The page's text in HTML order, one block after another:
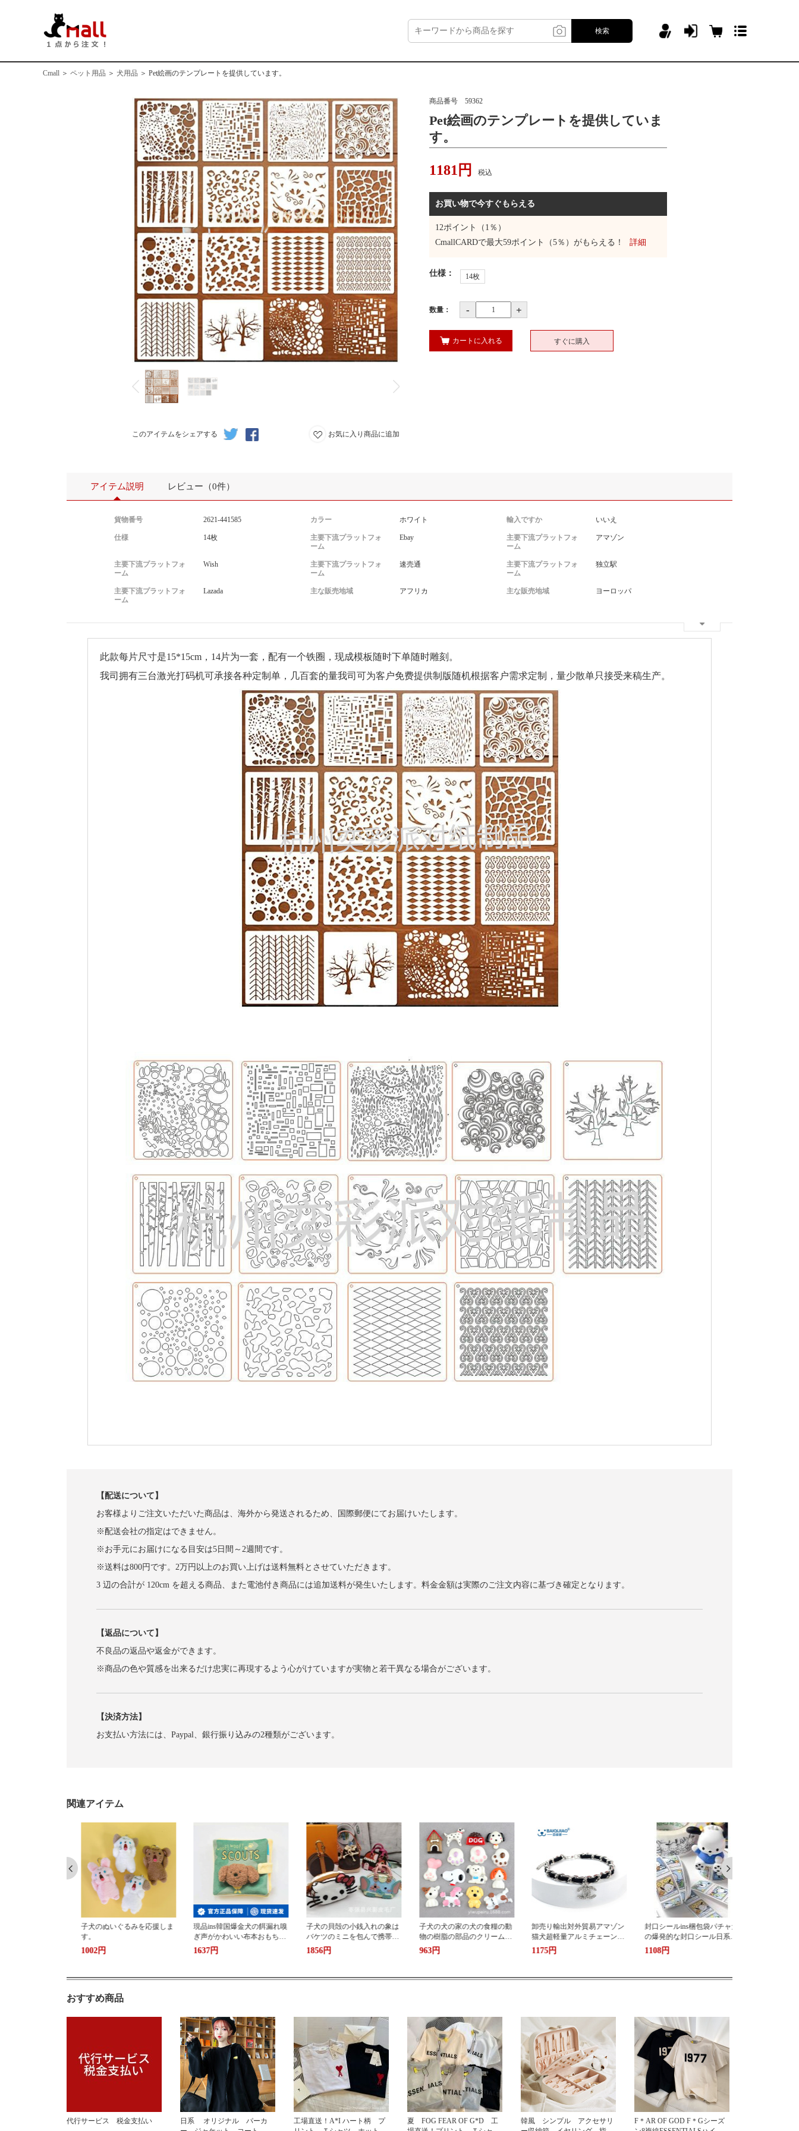
検索
Cmall ＞ ペット用品 ＞ 犬用品 ＞ Pet絵画のテンプレートを提供しています。
このアイテムをシェアする お気に入り商品に追加
商品番号 59362
Pet絵画のテンプレートを提供していま
す。
1181 円 税込
お買い物で今すぐもらえる
12ポイント（1％）
CmallCARDで最大59ポイント（5％）がもらえる！ 詳細
仕様 ： 14枚
数量： - +
カートに入れる すぐに購入
アイテム説明 レビュー（0件）
貨物番号 2621-441585 カラー ホワイト 輸入ですか いいえ
仕様 14枚
主要下流プラットフォ
ーム
Ebay
主要下流プラットフォ
ーム
アマゾン
主要下流プラットフォ
ーム
Wish
主要下流プラットフォ
ーム
速売通
主要下流プラットフォ
ーム
独立駅
主要下流プラットフォ
ーム
Lazada 主な販売地域 アフリカ 主な販売地域 ヨーロッパ
此款每片尺寸是15*15cm，14片为一套，配有一个铁圈，现成模板随时下单随时雕刻。
我司拥有三台激光打码机可承接各种定制单，几百套的量我司可为客户免费提供制版随机根据客户需求定制，量少散单只接受来稿生产。
【配送について】
お客様よりご注文いただいた商品は、海外から発送されるため、国際郵便にてお届けいたします。
※配送会社の指定はできません。
※お手元にお届けになる目安は5日間～2週間です。
※送料は800円です。2万円以上のお買い上げは送料無料とさせていただきます。
3 辺の合計が 120cm を超える商品、また電池付き商品には追加送料が発生いたします。料金金額は実際のご注文内容に基づき確定となります。
【返品について】
不良品の返品や返金ができます。
※商品の色や質感を出来るだけ忠実に再現するよう心がけていますが実物と若干異なる場合がございます。
【決済方法】
お支払い方法には、Paypal、銀行振り込みの2種類がございます。
関連アイテム
現品ins韓国爆金犬の餌漏れ嗅
ぎ声がかわいい布本おもちゃ
益智蔵の餌出しおもちゃ
1637円
子犬の貝殻の小銭入れの象は
バケツのミニを包んで携帯し
ます。
1856円
子犬の犬の家の犬の食糧の動
物の樹脂の部品のクリームの
携帯のケースの材料のDIYの
穴の靴のシールの材料は包み
963円
卸売り輸出対外貿易アマゾン
猫犬超軽量アルミチェーンの
首輪付きペットネックレスペ
ンダント
1175円
封口シールins梱包袋パチャ犬
の爆発的な封口シール日系か
わいいクリエイティブ少女心
シール
1108円
LarooレノペットLED犬発光ペ
ンダントプリンペンダント夜
光迷子防止ランプ犬の散歩
1138円
おすすめ商品
代行サービス 税金支払い
日系 オリジナル パーカ
工場直送！A*I ハート柄 プ
夏 FOG FEAR OF G*D 工
韓風 シンプル アクセサリ
F＊AR OF GOD F＊Gシーズ